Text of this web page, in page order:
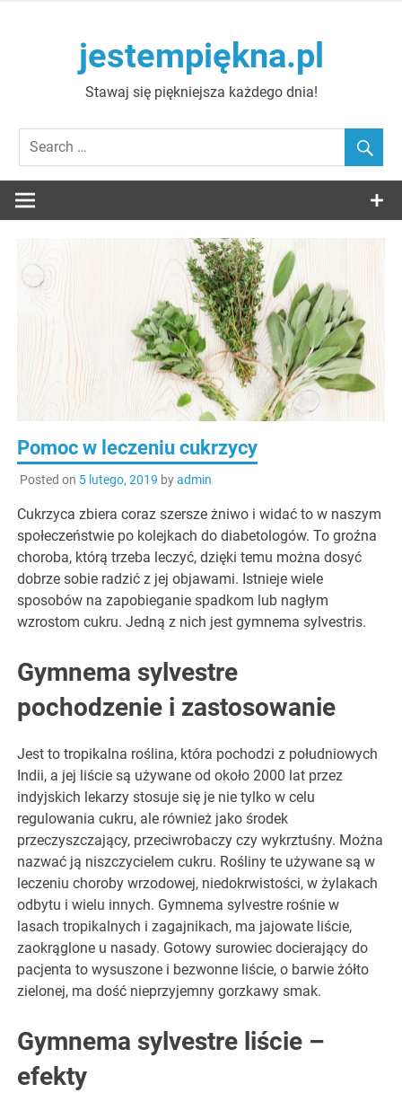
jestempiękna.pl
Stawaj się piękniejsza każdego dnia!
Pomoc w leczeniu cukrzycy
Posted on 5 lutego, 2019 byadmin
Cukrzyca zbiera coraz szersze żniwo i widać to w naszym
społeczeństwie po kolejkach do diabetologów. To groźna
choroba, którą trzeba leczyć, dzięki temu można dosyć
dobrze sobie radzić z jej objawami. Istnieje wiele
sposobów na zapobieganie spadkom lub nagłym
wzrostom cukru. Jedną z nich jest gymnema sylvestris.
Gymnema sylvestre
pochodzenie i zastosowanie
Jest to tropikalna roślina, która pochodzi z południowych
Indii, a jej liście są używane od około 2000 lat przez
indyjskich lekarzy stosuje się je nie tylko w celu
regulowania cukru, ale również jako środek
przeczyszczający, przeciwrobaczy czy wykrztuśny. Można
nazwać ją niszczycielem cukru. Rośliny te używane są w
leczeniu choroby wrzodowej, niedokrwistości, w żylakach
odbytu i wielu innych. Gymnema sylvestre rośnie w
lasach tropikalnych i zagajnikach, ma jajowate liście,
zaokrąglone u nasady. Gotowy surowiec docierający do
pacjenta to wysuszone i bezwonne liście, o barwie żółto
zielonej, ma dość nieprzyjemny gorzkawy smak.
Gymnema sylvestre liście –
efekty